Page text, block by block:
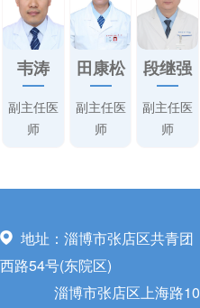
韦涛
副主任医
师
田康松
副主任医
师
段继强
副主任医
师
地址：淄博市张店区共青团
西路54号(东院区)
淄博市张店区上海路10